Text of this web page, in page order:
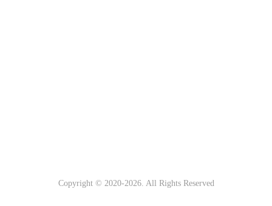
Copyright © 2020-2026. All Rights Reserved